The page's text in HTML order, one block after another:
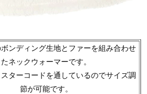
ンディング生地とファーを組み合わせ
たネックウォーマーです。
スターコードを通しているのでサイズ調
節が可能です。